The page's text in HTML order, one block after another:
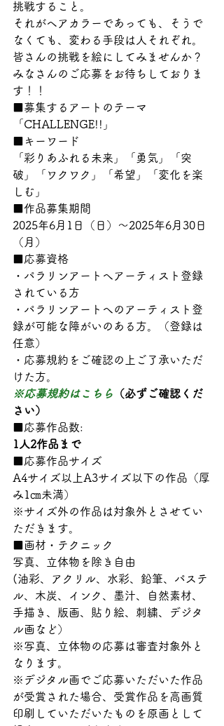
挑戦すること。
それがヘアカラーであっても、そうで
なくても、変わる手段は人それぞれ。
皆さんの挑戦を絵にしてみませんか？
みなさんのご応募をお待ちしておりま
す！！
■募集するアートのテーマ
「CHALLENGE!!」
■キーワード
「彩りあふれる未来」「勇気」「突
破」「ワクワク」「希望」「変化を楽
しむ」
■作品募集期間
2025年6月1日（日）～2025年6月30日
（月）
■応募資格
・パラリンアートへアーティスト登録
されている方
・パラリンアートへのアーティスト登
録が可能な障がいのある方。（登録は
任意）
・応募規約をご確認の上ご了承いただ
※応募規約はこちら （必ずご確認くだ
さい）
1人2作品まで
■応募作品サイズ
A4サイズ以上A3サイズ以下の作品（厚
み1㎝未満）
※サイズ外の作品は対象外とさせてい
ただきます。
■画材・テクニック
写真、立体物を除き自由
(油彩、アクリル、水彩、鉛筆、パステ
ル、木炭、インク、墨汁、自然素材、
手描き、版画、貼り絵、刺繍、デジタ
ル画など）
※写真、立体物の応募は審査対象外と
なります。
※デジタル画でご応募いただいた作品
が受賞された場合、受賞作品を高画質
印刷していただいたものを原画として